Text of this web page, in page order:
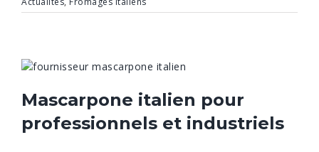
Mascarpone italien pour
professionnels et industriels